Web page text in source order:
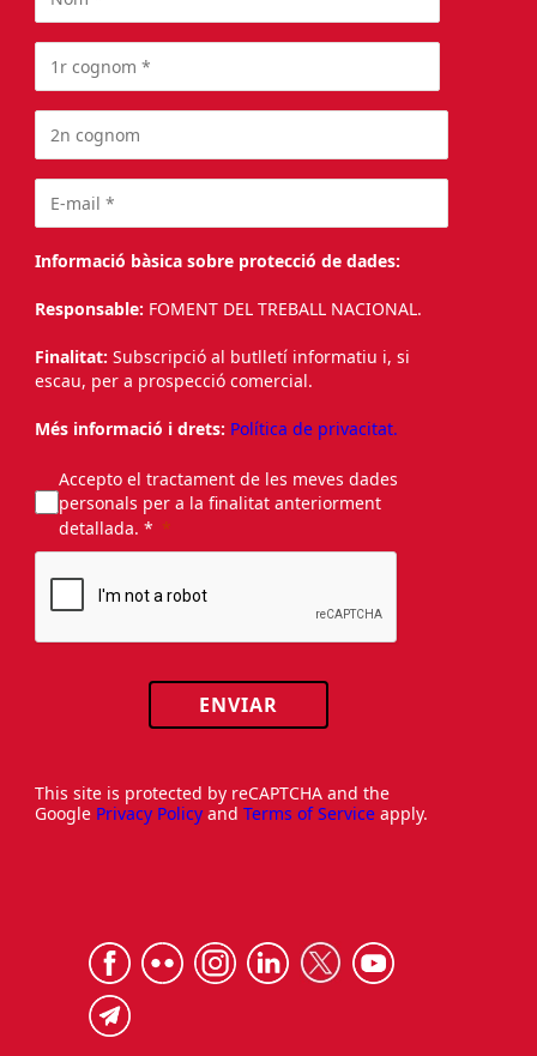
Informació bàsica sobre protecció de dades:
Responsable: FOMENT DEL TREBALL NACIONAL.
Finalitat: Subscripció al butlletí informatiu i, si
escau, per a prospecció comercial.
Més informació i drets: Política de privacitat.
Accepto el tractament de les meves dades
personals per a la finalitat anteriorment
detallada. *
ENVIAR
This site is protected by reCAPTCHA and the
Google Privacy Policy and Terms of Service apply.